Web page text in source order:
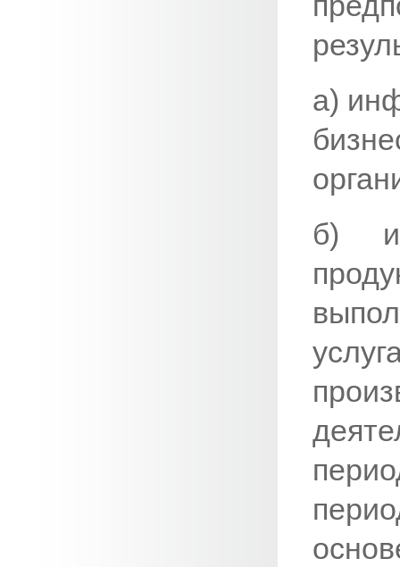
а)
б)